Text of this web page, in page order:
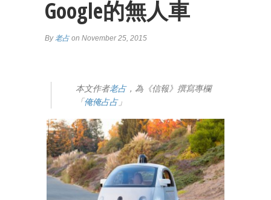
Google的無人車
By老占on November 25, 2015
本文作者老占，為《信報》撰寫專欄
「俺俺占占」